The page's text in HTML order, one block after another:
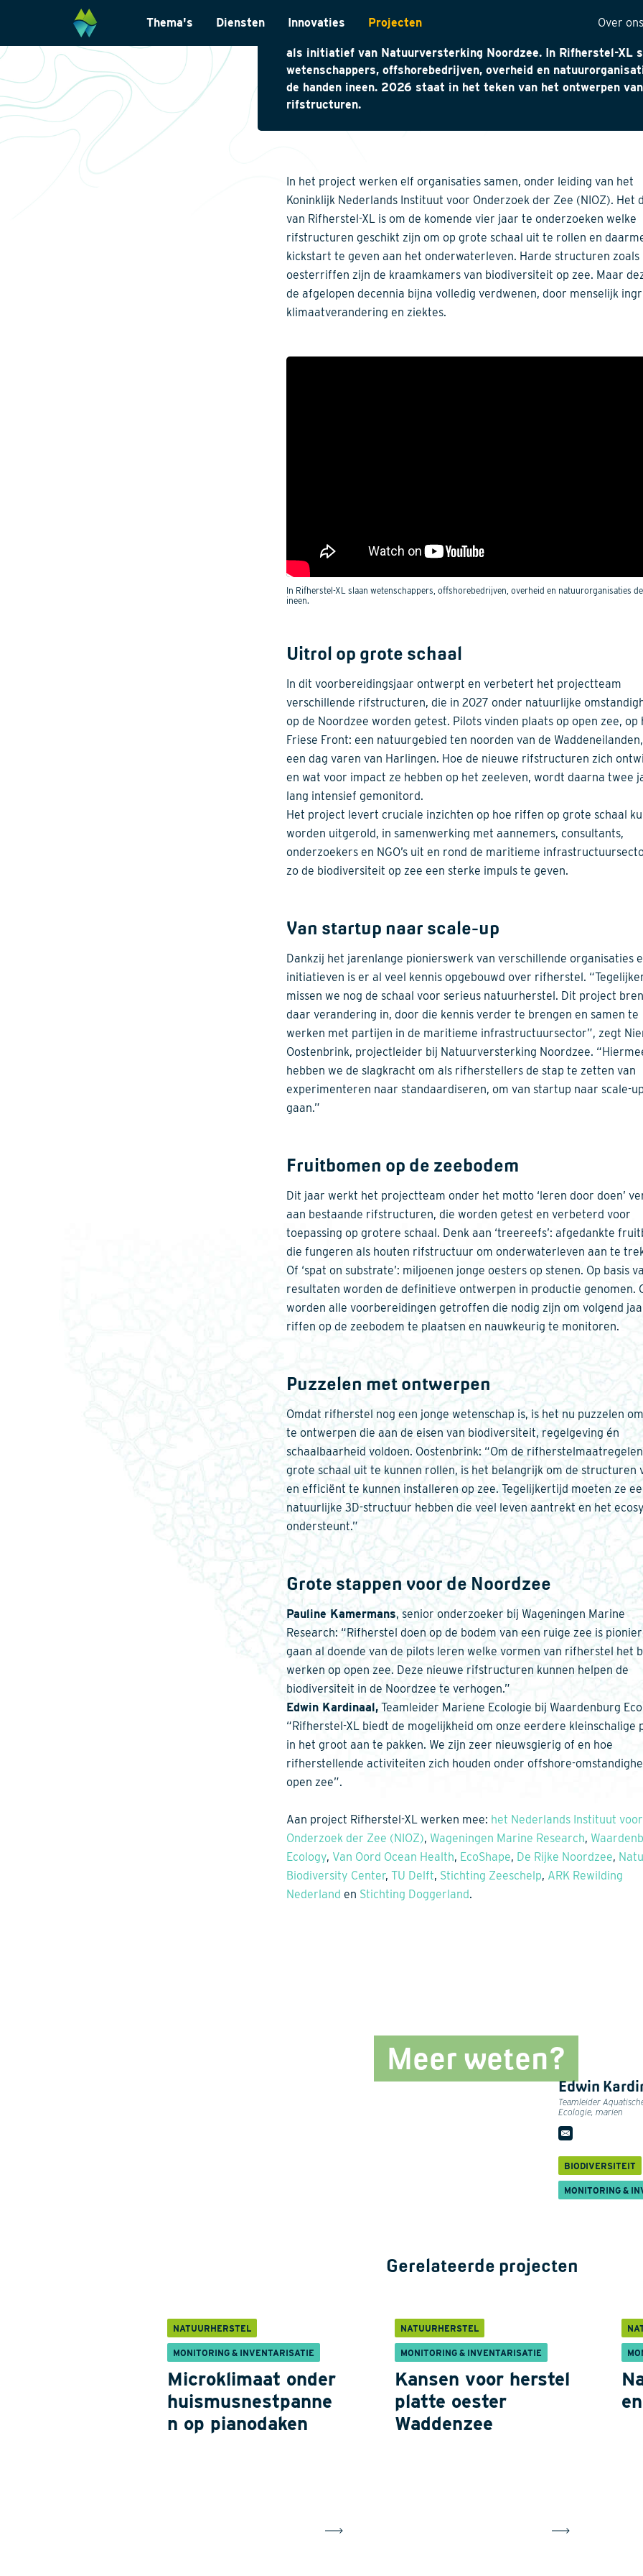
Thema's
Biodiversiteit
Energietransitie
Natuurinclusief Ontwerp
Diensten
Monitoring & Inventarisatie
Laboratoriumanalyses
Wet- en regelgeving
Innovaties Projecten Over ons
Onze
Visie
Voor het eerst wordt op grote schaal onderzocht hoe riffen
als initiatief van Natuurversterking Noordzee. In Rifherstel-XL
wetenschappers, offshorebedrijven, overheid en
de handen ineen. 2026 staat in het teken van het ontwerpen van
rifstructuren.
In het project werken elf organisaties samen, onder leiding van het
Koninklijk Nederlands Instituut voor Onderzoek der Zee (NIOZ). Het
van Rifherstel-XL is om de komende vier jaar te onderzoeken welke
rifstructuren geschikt zijn om op grote schaal uit te rollen en
kickstart te geven aan het onderwaterleven. Harde structuren zoals
oesterriffen zijn de kraamkamers van biodiversiteit op zee. Maar
de afgelopen decennia bijna volledig verdwenen, door menselijk
klimaatverandering en ziektes.
In Rifherstel-XL slaan wetenschappers, offshorebedrijven, overheid en natuurorganisaties
ineen.
Uitrol op grote schaal
In dit voorbereidingsjaar ontwerpt en verbetert het projectteam
verschillende rifstructuren, die in 2027 onder natuurlijke
op de Noordzee worden getest. Pilots vinden plaats op open zee, op
Friese Front: een natuurgebied ten noorden van de
een dag varen van Harlingen. Hoe de nieuwe rifstructuren zich
en wat voor impact ze hebben op het zeeleven, wordt daarna twee
lang intensief gemonitord.
Het project levert cruciale inzichten op hoe riffen op grote schaal
worden uitgerold, in samenwerking met aannemers, consultants,
onderzoekers en NGO’s uit en rond de maritieme
zo de biodiversiteit op zee een sterke impuls te geven.
Van startup naar scale-up
Dankzij het jarenlange pionierswerk van verschillende organisaties
initiatieven is er al veel kennis opgebouwd over rifherstel.
missen we nog de schaal voor serieus natuurherstel. Dit project
daar verandering in, door die kennis verder te brengen en samen te
werken met partijen in de maritieme infrastructuursector”, zegt
Oostenbrink, projectleider bij Natuurversterking Noordzee.
hebben we de slagkracht om als rifherstellers de stap te zetten van
experimenteren naar standaardiseren, om van startup naar scale-
gaan.”
Fruitbomen op de zeebodem
Dit jaar werkt het projectteam onder het motto ‘leren door doen’
aan bestaande rifstructuren, die worden getest en verbeterd voor
toepassing op grotere schaal. Denk aan ‘treereefs’: afgedankte
die fungeren als houten rifstructuur om onderwaterleven aan te
Of ‘spat on substrate’: miljoenen jonge oesters op stenen. Op basis
resultaten worden de definitieve ontwerpen in productie genomen.
worden alle voorbereidingen getroffen die nodig zijn om volgend
riffen op de zeebodem te plaatsen en nauwkeurig te monitoren.
Puzzelen met ontwerpen
Omdat rifherstel nog een jonge wetenschap is, is het nu puzzelen
te ontwerpen die aan de eisen van biodiversiteit, regelgeving én
schaalbaarheid voldoen. Oostenbrink: “Om de
grote schaal uit te kunnen rollen, is het belangrijk om de structuren
en efficiënt te kunnen installeren op zee. Tegelijkertijd moeten ze
natuurlijke 3D-structuur hebben die veel leven aantrekt en het
ondersteunt.”
Grote stappen voor de Noordzee
Pauline Kamermans, senior onderzoeker bij Wageningen Marine
Research: “Rifherstel doen op de bodem van een ruige zee is
gaan al doende van de pilots leren welke vormen van rifherstel het
werken op open zee. Deze nieuwe rifstructuren kunnen helpen de
biodiversiteit in de Noordzee te verhogen.”
Edwin Kardinaal, Teamleider Mariene Ecologie bij Waardenburg
“Rifherstel-XL biedt de mogelijkheid om onze eerdere kleinschalige
in het groot aan te pakken. We zijn zeer nieuwsgierig of en hoe
rifherstellende activiteiten zich houden onder offshore-
open zee”.
Aan project Rifherstel-XL werken mee: het Nederlands Instituut voor
Onderzoek der Zee (NIOZ), Wageningen Marine Research,
Ecology, Van Oord Ocean Health, EcoShape, De Rijke Noordzee,
Biodiversity Center, TU Delft, Stichting Zeeschelp, ARK Rewilding
Nederland en Stichting Doggerland.
Meer weten?
Edwin
Teamleider
Ecologie, marien
BIODIVERSITEIT
MONITORING &
Gerelateerde projecten
NATUURHERSTEL
MONITORING & INVENTARISATIE
Microklimaat onder
huismusnestpanne
n op pianodaken
NATUURHERSTEL
MONITORING & INVENTARISATIE
Kansen voor herstel
platte oester
Waddenzee